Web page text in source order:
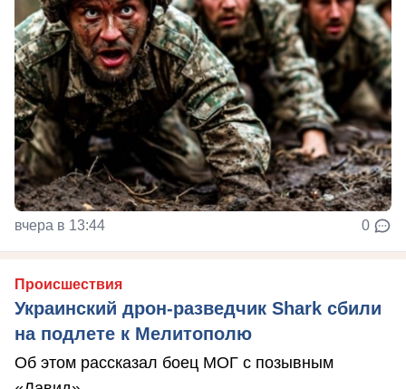
вчера в 13:44 0
Происшествия
Украинский дрон-разведчик Shark сбили
на подлете к Мелитополю
Об этом рассказал боец МОГ с позывным